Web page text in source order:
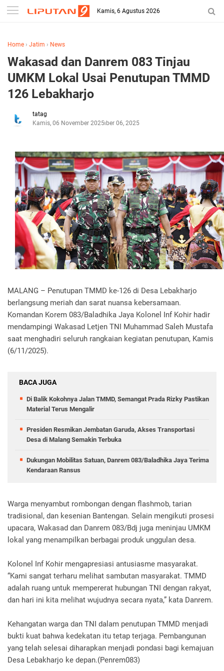
Kamis, 6 Agustus 2026
Home › Jatim › News
Wakasad dan Danrem 083 Tinjau
UMKM Lokal Usai Penutupan TMMD
126 Lebakharjo
tatag
Kamis, 06 November 2025November 06, 2025
MALANG – Penutupan TMMD ke-126 di Desa Lebakharjo
berlangsung meriah dan sarat nuansa kebersamaan.
Komandan Korem 083/Baladhika Jaya Kolonel Inf Kohir hadir
mendampingi Wakasad Letjen TNI Muhammad Saleh Mustafa
saat menghadiri seluruh rangkaian kegiatan penutupan, Kamis
(6/11/2025).
BACA JUGA
Di Balik Kokohnya Jalan TMMD, Semangat Prada Rizky Pastikan
Material Terus Mengalir
Presiden Resmikan Jembatan Garuda, Akses Transportasi
Desa di Malang Semakin Terbuka
Dukungan Mobilitas Satuan, Danrem 083/Baladhika Jaya Terima
Kendaraan Ransus
Warga menyambut rombongan dengan flashmob, tarian
tradisional, dan kesenian Bantengan. Selain mengikuti prosesi
upacara, Wakasad dan Danrem 083/Bdj juga meninjau UMKM
lokal yang menampilkan berbagai produk unggulan desa.
Kolonel Inf Kohir mengapresiasi antusiasme masyarakat.
“Kami sangat terharu melihat sambutan masyarakat. TMMD
adalah ruang untuk mempererat hubungan TNI dengan rakyat,
dan hari ini kita melihat wujudnya secara nyata,” kata Danrem.
Kehangatan warga dan TNI dalam penutupan TMMD menjadi
bukti kuat bahwa kedekatan itu tetap terjaga. Pembangunan
yang telah selesai diharapkan menjadi pondasi bagi kemajuan
Desa Lebakharjo ke depan.(Penrem083)